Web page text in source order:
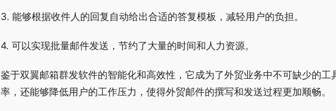
3. 能够根据收件人的回复自动给出合适的答复模板，减轻用户的负担。
4. 可以实现批量邮件发送，节约了大量的时间和人力资源。
鉴于双翼邮箱群发软件的智能化和高效性，它成为了外贸业务中不可缺少的
率，还能够降低用户的工作压力，使得外贸邮件的撰写和发送过程更加顺畅。